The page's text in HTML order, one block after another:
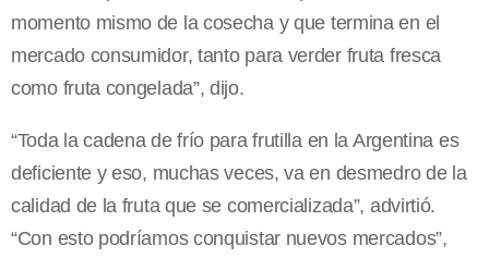
momento mismo de la cosecha y que termina en el
mercado consumidor, tanto para verder fruta fresca
como fruta congelada”, dijo.
“Toda la cadena de frío para frutilla en la Argentina es
deficiente y eso, muchas veces, va en desmedro de la
calidad de la fruta que se comercializada”, advirtió.
“Con esto podríamos conquistar nuevos mercados”,